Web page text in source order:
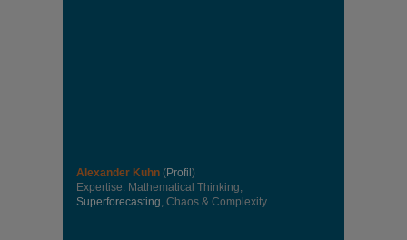
Alexander Kuhn (Profil )
Expertise: Mathematical Thinking,
Superforecasting, Chaos & Complexity